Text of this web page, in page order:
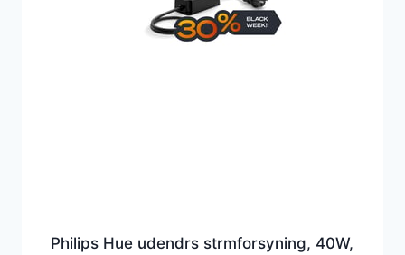
Philips Hue udendrs strmforsyning, 40W,